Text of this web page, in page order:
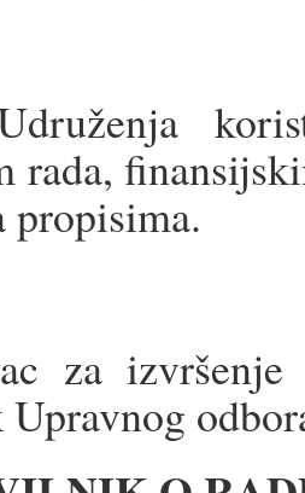
Udruženja
rada,
propisima.
za
Upravnog